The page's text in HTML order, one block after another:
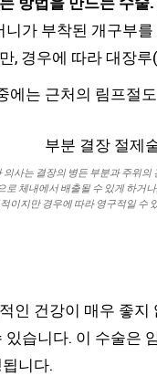
니가 부착된 개구부
, 경우에 따라 대장
에는 근처의 림프절
의사는 결장의 병든 부분과 주위
로 체내에서 배출될 수 있게 하거
이지만 경우에 따라 영구적일 수
인 건강이 매우 좋
습니다. 이 수술은
니다.